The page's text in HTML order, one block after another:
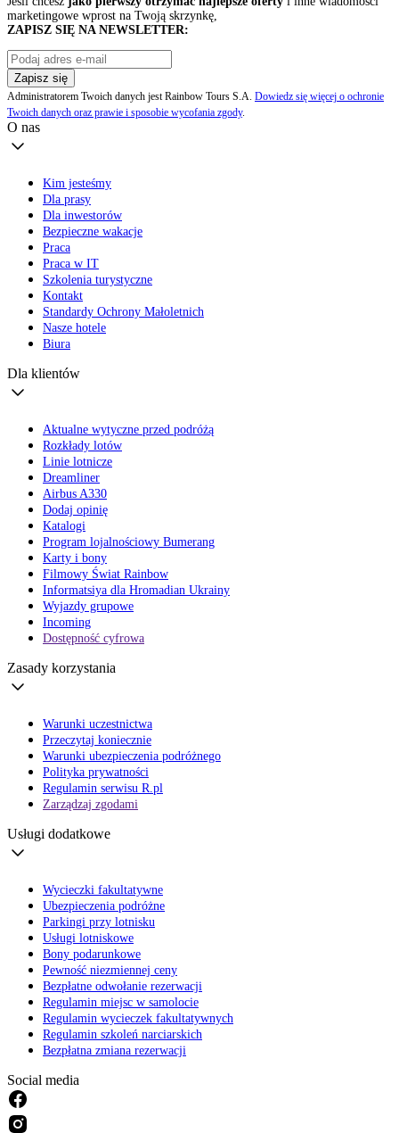
marketingowe wprost na Twoją skrzynkę,
ZAPISZ SIĘ NA NEWSLETTER:
Zapisz się
Administratorem Twoich danych jest Rainbow Tours S.A. Dowiedz się więcej o ochronie
Twoich danych oraz prawie i sposobie wycofania zgody.
O nas
Kim jesteśmy
Dla prasy
Dla inwestorów
Bezpieczne wakacje
Praca
Praca w IT
Szkolenia turystyczne
Kontakt
Standardy Ochrony Małoletnich
Nasze hotele
Biura
Dla klientów
Aktualne wytyczne przed podróżą
Rozkłady lotów
Linie lotnicze
Dreamliner
Airbus A330
Dodaj opinię
Katalogi
Program lojalnościowy Bumerang
Karty i bony
Filmowy Świat Rainbow
Informatsiya dla Hromadian Ukrainy
Wyjazdy grupowe
Incoming
Dostępność cyfrowa
Zasady korzystania
Warunki uczestnictwa
Przeczytaj koniecznie
Warunki ubezpieczenia podróżnego
Polityka prywatności
Regulamin serwisu R.pl
Zarządzaj zgodami
Usługi dodatkowe
Wycieczki fakultatywne
Ubezpieczenia podróżne
Parkingi przy lotnisku
Usługi lotniskowe
Bony podarunkowe
Pewność niezmiennej ceny
Bezpłatne odwołanie rezerwacji
Regulamin miejsc w samolocie
Regulamin wycieczek fakultatywnych
Regulamin szkoleń narciarskich
Bezpłatna zmiana rezerwacji
Social media